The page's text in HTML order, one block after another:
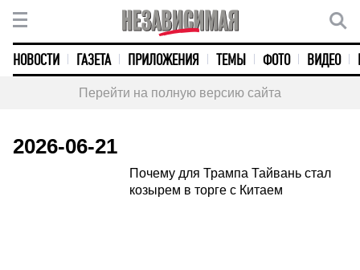
НОВОСТИ ГАЗЕТА ПРИЛОЖЕНИЯ ТЕМЫ ФОТО ВИДЕО
Перейти на полную версию сайта
2026-06-21
Почему для Трампа Тайвань стал
козырем в торге с Китаем